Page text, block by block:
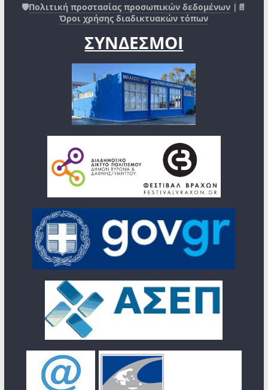
🛡️Πολιτική προστασίας προσωπικών δεδομένων |📄
Όροι χρήσης διαδικτυακών τόπων
ΣΥΝΔΕΣΜΟΙ